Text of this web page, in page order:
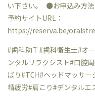
い下さい。 ●お申込み方法
予約サイトURL：
https://reserva.be/
#歯科助手#歯科衛生士#オ
ンタルリラクシスト#口腔
ばり#TCH#ヘッドマッサ
精疲労#肩こり#デンタルエ